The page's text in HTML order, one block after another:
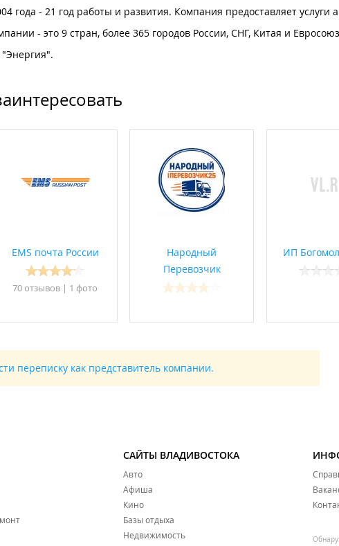
года - 21 год работы и развития. Компания предоставляет услуги
- это 9 стран, более 365 городов России, СНГ, Китая и
ЕMS почта России
70 отзывов | 1 фото
Народный
Перевозчик
ИП
переписку как представитель компании.
САЙТЫ ВЛАДИВОСТОКА
Авто
Афиша
Кино
Базы отдыха
Недвижимость